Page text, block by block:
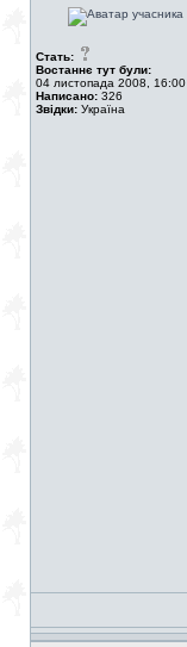
Стать:
Востаннє тут були:
04 листопада 2008, 16:00
Написано: 326
Звідки: Україна